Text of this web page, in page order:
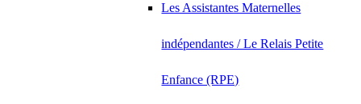
Les Assistantes Maternelles
indépendantes / Le Relais Petite
Enfance (RPE)